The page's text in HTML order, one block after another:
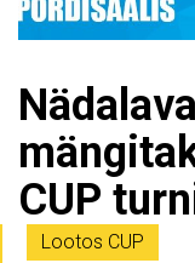
CUP
Lootos CUP